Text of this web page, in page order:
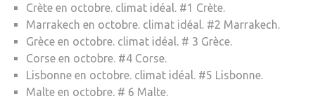
Crète en octobre. climat idéal. #1 Crète.
Marrakech en octobre. climat idéal. #2 Marrakech.
Grèce en octobre. climat idéal. # 3 Grèce.
Corse en octobre. #4 Corse.
Lisbonne en octobre. climat idéal. #5 Lisbonne.
Malte en octobre. # 6 Malte.